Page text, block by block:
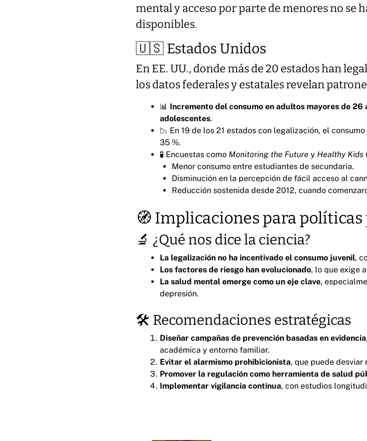
mental y acceso por parte de menores no se
disponibles.
🇺🇸 Estados Unidos
En EE. UU., donde más de 20 estados han
los datos federales y estatales revelan
📊 Incremento del consumo en adultos mayores de 26
adolescentes.
📉 En 19 de los 21 estados con legalización, el
35 %.
🧪 Encuestas como Monitoring the Future y Healthy Kids
Menor consumo entre estudiantes de secundaria.
Disminución en la percepción de fácil acceso al
Reducción sostenida desde 2012, cuando
🧭 Implicaciones para
🔬 ¿Qué nos dice la ciencia?
La legalización no ha incentivado el consumo juvenil,
Los factores de riesgo han evolucionado, lo que exige
La salud mental emerge como un eje clave,
depresión.
🛠️ Recomendaciones estratégicas
Diseñar campañas de prevención basadas en evidencia
académica y entorno familiar.
Evitar el alarmismo prohibicionista, que puede desviar
Promover la regulación como herramienta de salud
Implementar vigilancia continua, con estudios